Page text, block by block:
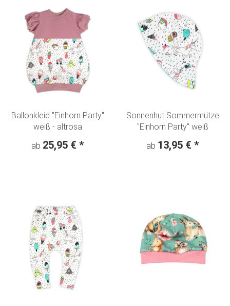
Ballonkleid "Einhorn Party"
weiß - altrosa
ab 25,95 € *
Sonnenhut Sommermütze
"Einhorn Party" weiß
ab 13,95 € *